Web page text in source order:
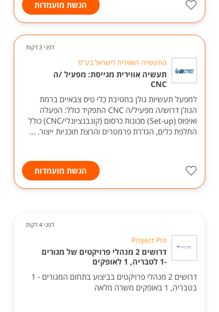
הגשת מועמדות
לפני 3 דקות
התעשייה האווירית לישראל בע"מ
תעשיה אווירית מגייסת: מפעיל /ה
CNC
למפעל תעשיות גולן בחטיבת כלי טיס צבאיים ברמת
הגולן דרוש/ה מפעיל/ה CNC התפקיד כולל: הפעלה
ואיפוס (Set-up) מכונות כרסום (קונבנציונלי/CNC) כולל
החלפת כלים, הגדרת פרמטרים והרצת תוכניות ייצור. ...
הגשת מועמדות
לפני 4 דקות
Project Pro
דרושים 2 מנהלי פרויקטים של מגורים
-1 לטבריה, 1 לאופקים
דרושים 2 מנהלי פרויקטים בביצוע בתחום המגורים - 1
בטבריה, 1 באופקים משרה מלאה